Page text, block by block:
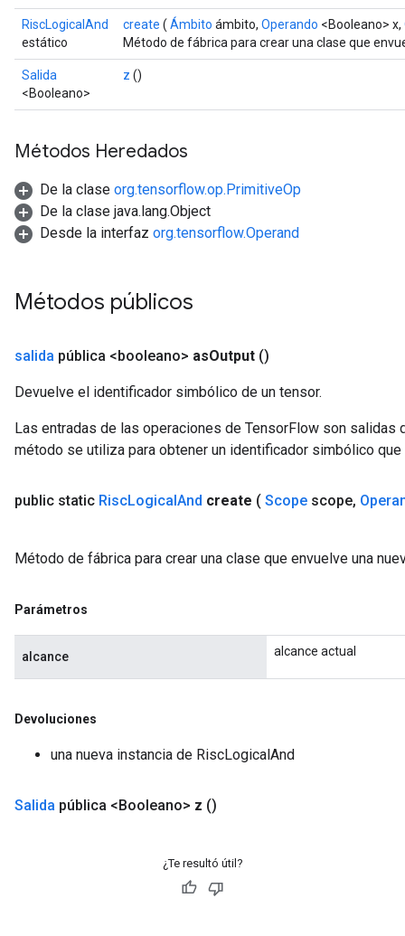
RiscLogicalAnd
estático
create ( Ámbito ámbito, Operando <Booleano> x,
Método de fábrica para crear una clase que
Salida
<Booleano>
z ()
Métodos Heredados
De la clase org.tensorflow.op.PrimitiveOp
De la clase java.lang.Object
Desde la interfaz org.tensorflow.Operand
Métodos públicos
salida pública <booleano> asOutput ()
Devuelve el identificador simbólico de un tensor.
Las entradas de las operaciones de TensorFlow son salidas
método se utiliza para obtener un identificador simbólico
public static RiscLogicalAnd create ( Scope scope,
Método de fábrica para crear una clase que envuelve una
Parámetros
alcance alcance actual
Devoluciones
una nueva instancia de RiscLogicalAnd
Salida pública <Booleano> z ()
¿Te resultó útil?